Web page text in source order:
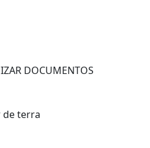
DOCUMENTOS
de terra